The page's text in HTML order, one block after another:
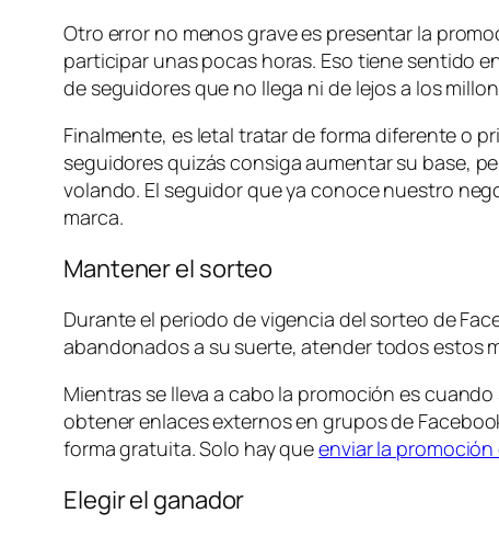
Otro error no menos grave es presentar la
participar unas pocas horas. Eso tiene sentido
de seguidores que no llega ni de lejos a los
Finalmente, es letal tratar de forma diferente o
seguidores quizás consiga aumentar su base,
volando. El seguidor que ya conoce nuestro
marca.
Mantener el sorteo
Durante el periodo de vigencia del sorteo de
abandonados a su suerte, atender todos estos
Mientras se lleva a cabo la promoción es
obtener enlaces externos en grupos de
forma gratuita. Solo hay queenviar la
Elegir el ganador